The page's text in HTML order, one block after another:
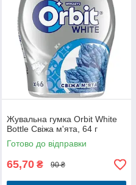
Жувальна гумка Orbit White
Bottle Свіжа м'ята, 64 г
Готово до відправки
65,70 ₴ 90 ₴